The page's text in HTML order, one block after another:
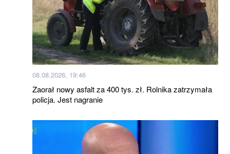
08.08.2026, 19:46
Zaorał nowy asfalt za 400 tys. zł. Rolnika zatrzymała
policja. Jest nagranie